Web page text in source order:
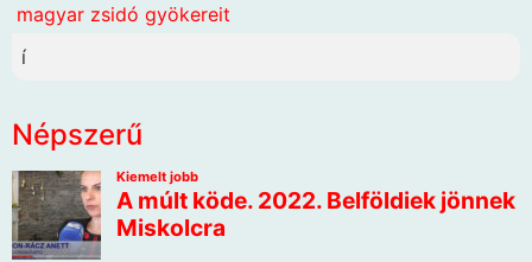
magyar zsidó gyökereit
í
Népszerű